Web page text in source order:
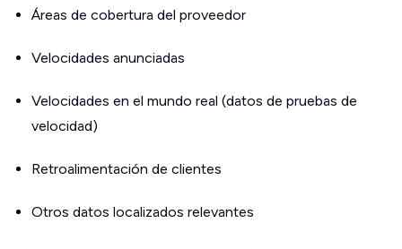
Áreas de cobertura del proveedor
Velocidades anunciadas
Velocidades en el mundo real (datos de pruebas de
velocidad)
Retroalimentación de clientes
Otros datos localizados relevantes